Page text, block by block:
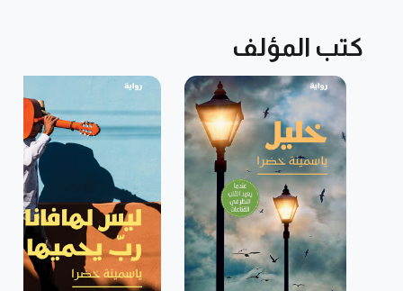
كتب المؤلف